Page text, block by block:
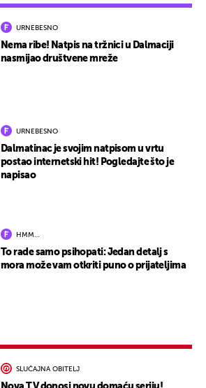
URNEBESNO
Nema ribe! Natpis na tržnici u Dalmaciji
nasmijao društvene mreže
URNEBESNO
Dalmatinac je svojim natpisom u vrtu
postao internetski hit! Pogledajte što je
napisao
HMM…
To rade samo psihopati: Jedan detalj s
mora može vam otkriti puno o prijateljima
SLUČAJNA OBITELJ